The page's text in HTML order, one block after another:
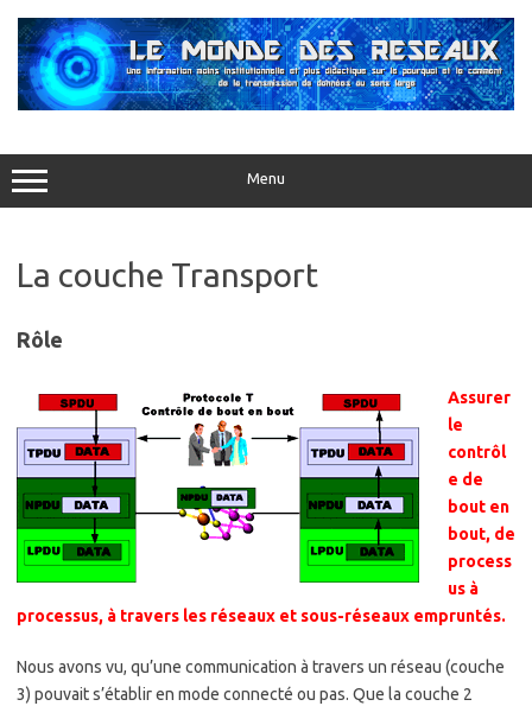
contenu
Menu
La couche Transport
Rôle
Assurer
le
contrôl
e de
bout en
bout, de
process
us à
processus, à travers les réseaux et sous-réseaux empruntés.
Nous avons vu, qu’une communication à travers un réseau (couche
3) pouvait s’établir en mode connecté ou pas. Que la couche 2